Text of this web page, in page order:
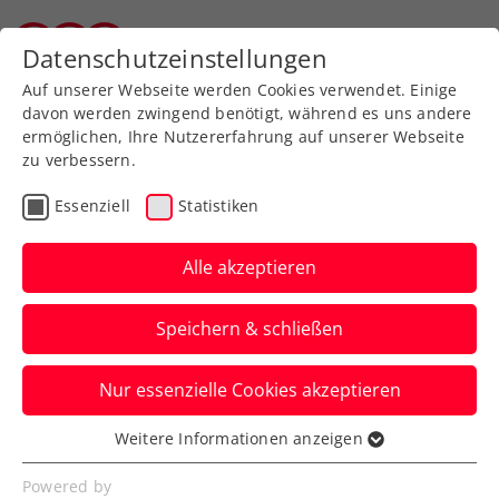
Zurück zur Newsübersicht
ATP
Erste Bank Open: Misolic
wehrt sich gegen de
Minaur tapfer
Doch auch Österreichs Nummer eins
beißt sich beim ATP-Turnier in Wien am
„Aussie“ die Zähne aus.
Verfasst von: Presseaussendung / Redaktion, 22.10.2025
Datenschutzeinstellungen
Auf unserer Webseite werden Cookies verwendet. Einige
davon werden zwingend benötigt, während es uns andere
ermöglichen, Ihre Nutzererfahrung auf unserer Webseite
zu verbessern.
Essenziell Statistiken
Alle akzeptieren
Speichern & schließen
Nur essenzielle Cookies akzeptieren
Essenziell
Essenzielle Cookies werden für grundlegende
Weitere Informationen anzeigen
Powered by